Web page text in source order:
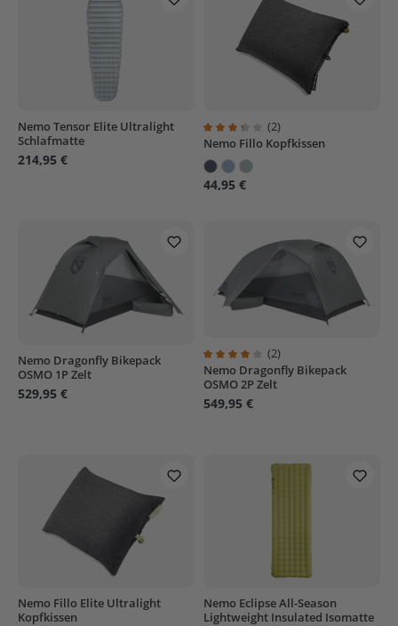
Nemo Tensor Elite Ultralight
Schlafmatte
214,95 €
Durchschnittliche Bewertung
(2)
Nemo Fillo Kopfkissen
44,95 €
Nemo Dragonfly Bikepack
OSMO 1P Zelt
529,95 €
Durchschnittliche Bewertung
(2)
Nemo Dragonfly Bikepack
OSMO 2P Zelt
549,95 €
Nemo Fillo Elite Ultralight
Kopfkissen
Nemo Eclipse All-Season
Lightweight Insulated Isomatte